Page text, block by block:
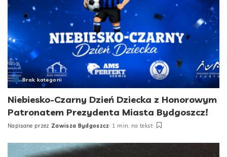
Brak kategorii
Niebiesko-Czarny Dzień Dziecka z Honorowym
Patronatem Prezydenta Miasta Bydgoszcz!
Posted
Napisane przez Zawisza Bydgoszcz 1 min. na tekst